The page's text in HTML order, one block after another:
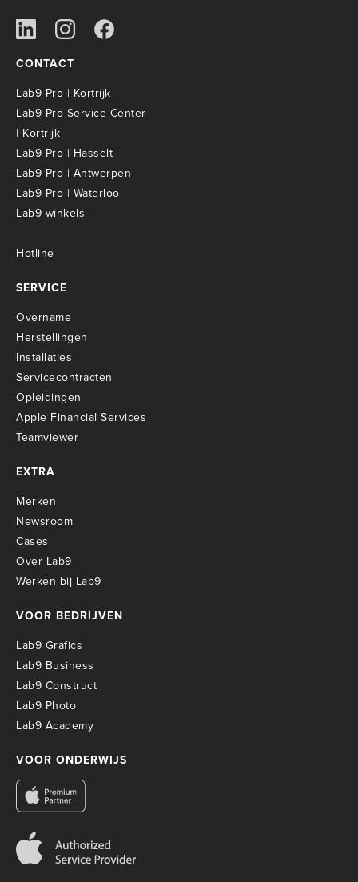
CONTACT
Lab9 Pro | Kortrijk
Lab9 Pro Service Center
| Kortrijk
Lab9 Pro | Hasselt
Lab9 Pro | Antwerpen
Lab9 Pro | Waterloo
Lab9 winkels
Hotline
SERVICE
Overname
Herstellingen
Installaties
Servicecontracten
Opleidingen
Apple Financial Services
Teamviewer
EXTRA
Merken
Newsroom
Cases
Over Lab9
Werken bij Lab9
VOOR BEDRIJVEN
Lab9 Grafics
Lab9 Business
Lab9 Construct
Lab9 Photo
Lab9 Academy
VOOR ONDERWIJS